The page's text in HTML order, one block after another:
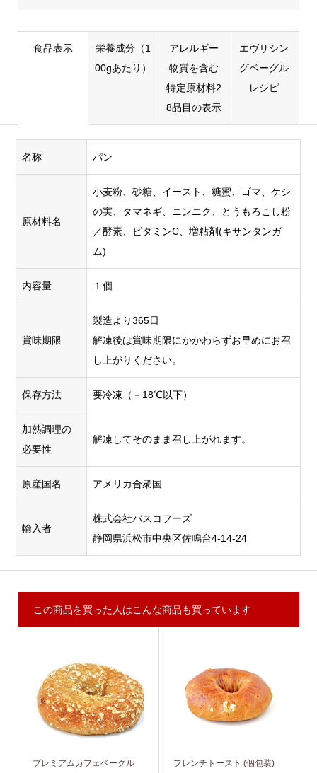
食品表示
栄養成分（1
00gあたり）
アレルギー
物質を含む
特定原材料2
8品目の表示
エヴリシン
グベーグル
レシピ
名称 パン
原材料名
小麦粉、砂糖、イースト、糖蜜、ゴマ、ケシ
の実、タマネギ、ニンニク、とうもろこし粉
／酵素、ビタミンC、増粘剤(キサンタンガ
ム)
内容量 １個
賞味期限
製造より365日
解凍後は賞味期限にかかわらずお早めにお召
し上がりください。
保存方法 要冷凍（－18℃以下）
加熱調理の
必要性
解凍してそのまま召し上がれます。
原産国名 アメリカ合衆国
輸入者
株式会社バスコフーズ
静岡県浜松市中央区佐鳴台4-14-24
この商品を買った人はこんな商品も買っています
プレミアムカフェベーグル
フレンチトースト (個包装)